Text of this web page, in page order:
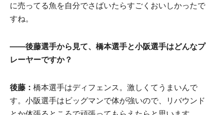
に売ってる魚を自分でさばいたらすごくおいしかったで
すね。
——後藤選手から 見て、 橋本選手と小阪選手はどんなプ
レーヤーですか？
後藤： 橋本選手はディフェンス。激しくてうまいんで
す。小阪選手はビッグマンで体が強いので、リバウンド